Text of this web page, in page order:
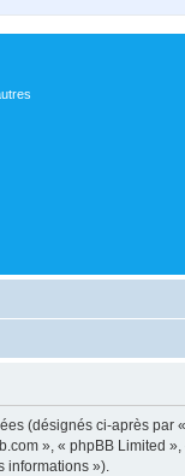
(désignés ci-après par
», « phpBB Limited
informations »).